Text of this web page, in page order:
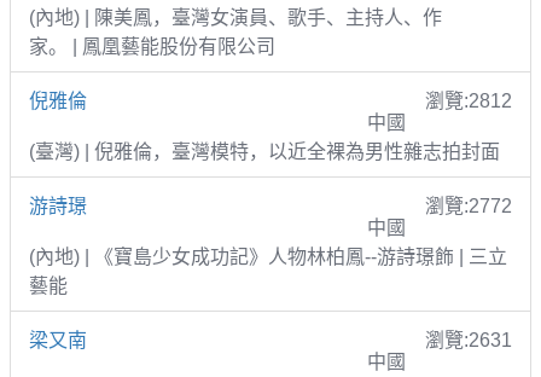
(內地) | 陳美鳳，臺灣女演員、歌手、主持人、作
家。 | 鳳凰藝能股份有限公司
倪雅倫
瀏覽:2812
中國
(臺灣) | 倪雅倫，臺灣模特，以近全裸為男性雜志拍封面
游詩璟
瀏覽:2772
中國
(內地) | 《寶島少女成功記》人物林柏鳳--游詩璟飾 | 三立
藝能
梁又南
瀏覽:2631
中國